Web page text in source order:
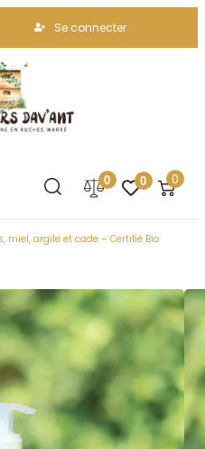
Se connecter
0 0 0
argile et cade – Certifié Bio